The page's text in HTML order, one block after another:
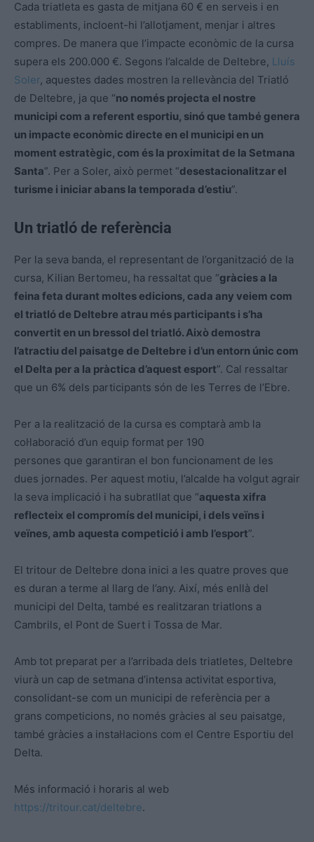
Cada triatleta es gasta de mitjana 60 € en serveis i en
establiments, incloent-hi l’allotjament, menjar i altres
compres. De manera que l’impacte econòmic de la cursa
supera els 200.000 €. Segons l’alcalde de Deltebre, Lluís
Soler, aquestes dades mostren la rellevància del Triatló
de Deltebre, ja que “no només projecta el nostre
municipi com a referent esportiu, sinó que també genera
un impacte econòmic directe en el municipi en un
moment estratègic, com és la proximitat de la Setmana
Santa”. Per a Soler, això permet “desestacionalitzar el
turisme i iniciar abans la temporada d’estiu”.
Un triatló de referència
Per la seva banda, el representant de l’organització de la
cursa, Kilian Bertomeu, ha ressaltat que “gràcies a la
feina feta durant moltes edicions, cada any veiem com
el triatló de Deltebre atrau més participants i s’ha
convertit en un bressol del triatló. Això demostra
l’atractiu del paisatge de Deltebre i d’un entorn únic com
el Delta per a la pràctica d’aquest esport”. Cal ressaltar
que un 6% dels participants són de les Terres de l’Ebre.
Per a la realització de la cursa es comptarà amb la
col·laboració d’un equip format per 190
persones que garantiran el bon funcionament de les
dues jornades. Per aquest motiu, l’alcalde ha volgut agrair
la seva implicació i ha subratllat que “aquesta xifra
reflecteix el compromís del municipi, i dels veïns i
veïnes, amb aquesta competició i amb l’esport”.
El tritour de Deltebre dona inici a les quatre proves que
es duran a terme al llarg de l’any. Així, més enllà del
municipi del Delta, també es realitzaran triatlons a
Cambrils, el Pont de Suert i Tossa de Mar.
Amb tot preparat per a l’arribada dels triatletes, Deltebre
viurà un cap de setmana d’intensa activitat esportiva,
consolidant-se com un municipi de referència per a
grans competicions, no només gràcies al seu paisatge,
també gràcies a instal·lacions com el Centre Esportiu del
Delta.
Més informació i horaris al web
https://tritour.cat/deltebre.